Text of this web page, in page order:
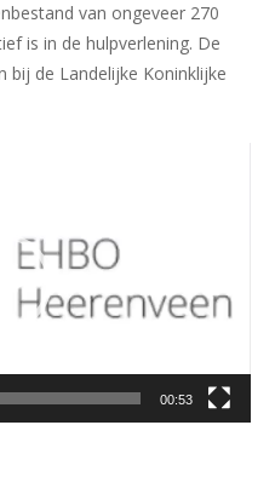
van ongeveer 270
is in de hulpverlening. De
bij de Landelijke Koninklijke
00:53